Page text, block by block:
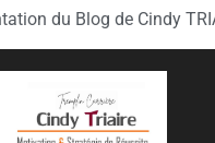
du Blog de Cindy